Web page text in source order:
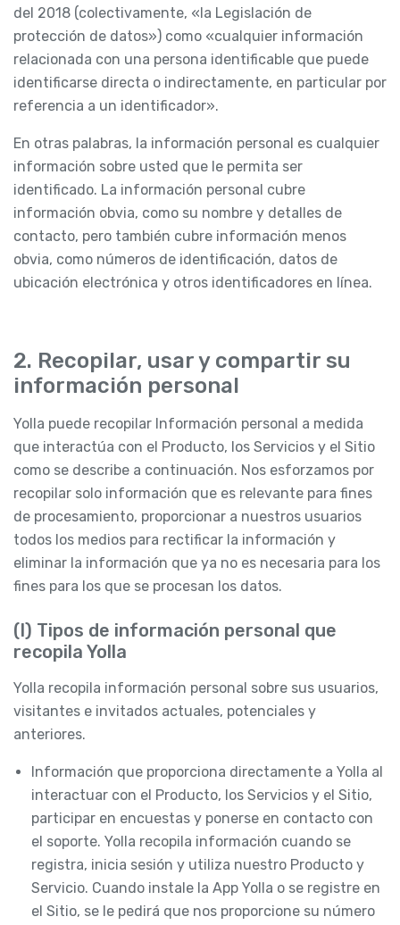
del 2018 (colectivamente, «la Legislación de
protección de datos») como «cualquier información
relacionada con una persona identificable que puede
identificarse directa o indirectamente, en particular por
referencia a un identificador».
En otras palabras, la información personal es cualquier
información sobre usted que le permita ser
identificado. La información personal cubre
información obvia, como su nombre y detalles de
contacto, pero también cubre información menos
obvia, como números de identificación, datos de
ubicación electrónica y otros identificadores en línea.
2. Recopilar, usar y compartir su
información personal
Yolla puede recopilar Información personal a medida
que interactúa con el Producto, los Servicios y el Sitio
como se describe a continuación. Nos esforzamos por
recopilar solo información que es relevante para fines
de procesamiento, proporcionar a nuestros usuarios
todos los medios para rectificar la información y
eliminar la información que ya no es necesaria para los
fines para los que se procesan los datos.
(I) Tipos de información personal que
recopila Yolla
Yolla recopila información personal sobre sus usuarios,
visitantes e invitados actuales, potenciales y
anteriores.
Información que proporciona directamente a Yolla al
interactuar con el Producto, los Servicios y el Sitio,
participar en encuestas y ponerse en contacto con
el soporte. Yolla recopila información cuando se
registra, inicia sesión y utiliza nuestro Producto y
Servicio. Cuando instale la App Yolla o se registre en
el Sitio, se le pedirá que nos proporcione su número